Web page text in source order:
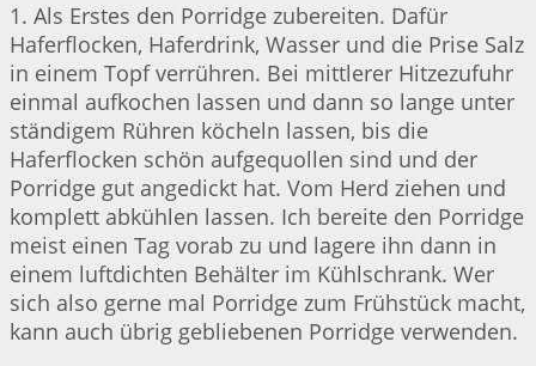
1. Als Erstes den Porridge zubereiten. Dafür
Haferflocken, Haferdrink, Wasser und die Prise Salz
in einem Topf verrühren. Bei mittlerer Hitzezufuhr
einmal aufkochen lassen und dann so lange unter
ständigem Rühren köcheln lassen, bis die
Haferflocken schön aufgequollen sind und der
Porridge gut angedickt hat. Vom Herd ziehen und
komplett abkühlen lassen. Ich bereite den Porridge
meist einen Tag vorab zu und lagere ihn dann in
einem luftdichten Behälter im Kühlschrank. Wer
sich also gerne mal Porridge zum Frühstück macht,
kann auch übrig gebliebenen Porridge verwenden.